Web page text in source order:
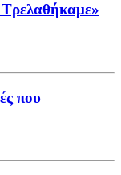
που